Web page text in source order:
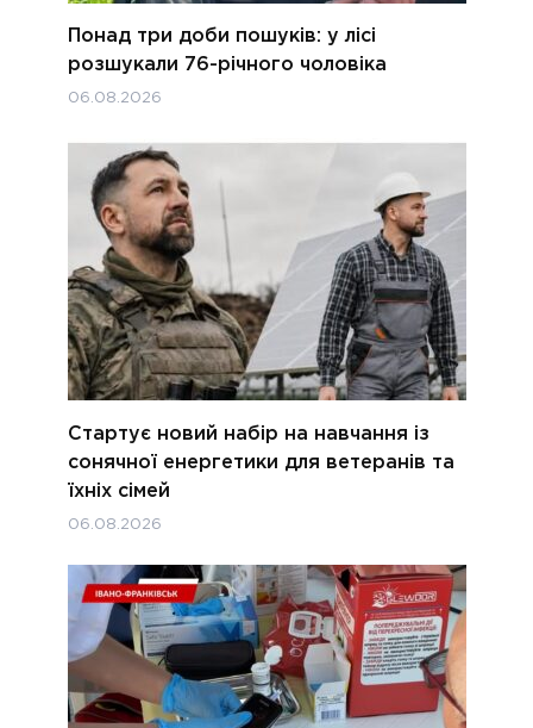
Понад три доби пошуків: у лісі
розшукали 76-річного чоловіка
06.08.2026
Стартує новий набір на навчання із
сонячної енергетики для ветеранів та
їхніх сімей
06.08.2026